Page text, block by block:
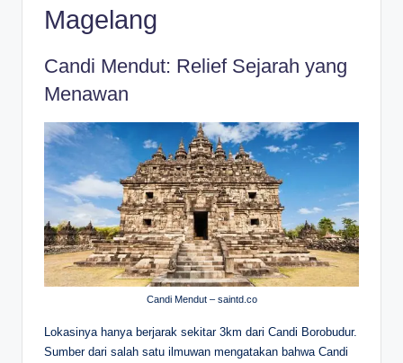
Magelang
Candi Mendut: Relief Sejarah yang
Menawan
Candi Mendut – saintd.co
Lokasinya hanya berjarak sekitar 3km dari Candi Borobudur.
Sumber dari salah satu ilmuwan mengatakan bahwa Candi